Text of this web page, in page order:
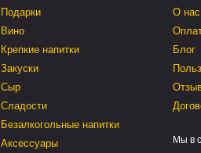
Подарки
Вино
Крепкие напитки
Закуски
Сыр
Сладости
Безалкогольные напитки
Аксессуары
О нас
Блог
Мы в